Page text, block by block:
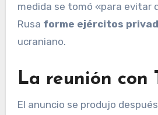
medida se tomó «para evitar
Rusa forme ejércitos
ucraniano.
La reunión con
El anuncio se produjo